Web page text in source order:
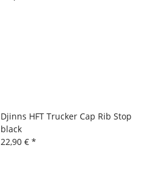
Djinns HFT Trucker Cap Rib Stop
black
22,90 € *